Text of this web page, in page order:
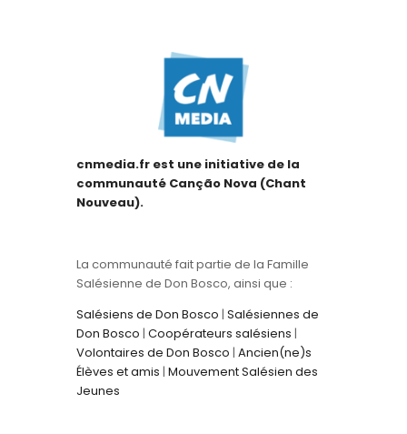
cnmedia.fr est une initiative de la
communauté Canção Nova (Chant
Nouveau).
La communauté fait partie de la Famille
Salésienne de Don Bosco, ainsi que :
Salésiens de Don Bosco | Salésiennes de
Don Bosco | Coopérateurs salésiens |
Volontaires de Don Bosco | Ancien(ne)s
Élèves et amis | Mouvement Salésien des
Jeunes